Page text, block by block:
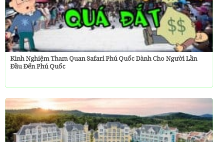
Kinh Nghiệm Tham Quan Safari Phú Quốc Dành Cho Người Lần
Đầu Đến Phú Quốc